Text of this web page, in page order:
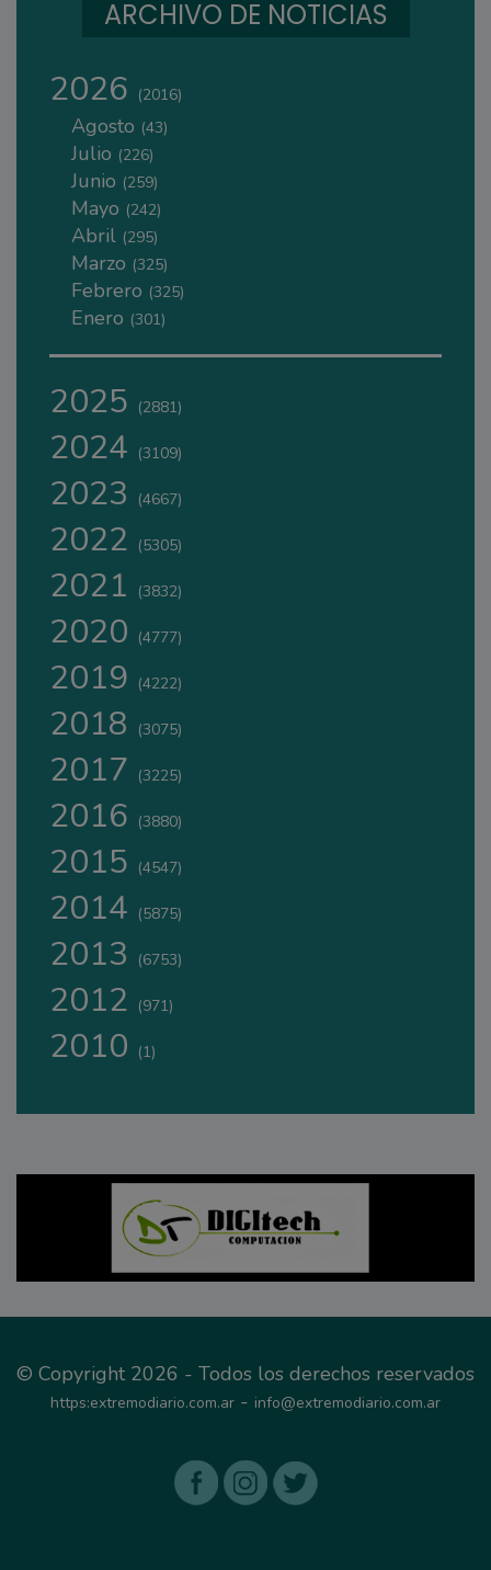
ARCHIVO DE NOTICIAS
2026 (2016)
Agosto (43)
Julio (226)
Junio (259)
Mayo (242)
Abril (295)
Marzo (325)
Febrero (325)
Enero (301)
2025 (2881)
2024 (3109)
2023 (4667)
2022 (5305)
2021 (3832)
2020 (4777)
2019 (4222)
2018 (3075)
2017 (3225)
2016 (3880)
2015 (4547)
2014 (5875)
2013 (6753)
2012 (971)
2010 (1)
© Copyright 2026 - Todos los derechos reservados
https:extremodiario.com.ar - info@extremodiario.com.ar